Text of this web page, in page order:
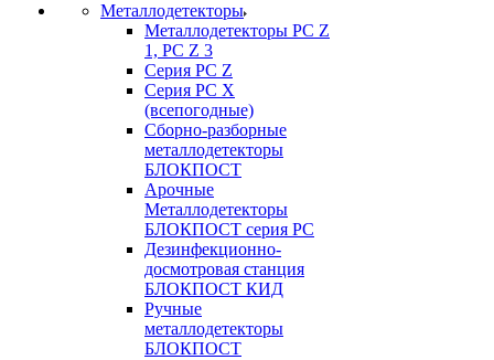
Металлодетекторы
Металлодетекторы РС Z
1, PC Z 3
Серия РС Z
Серия РС X
(всепогодные)
Сборно-разборные
металлодетекторы
БЛОКПОСТ
Арочные
Металлодетекторы
БЛОКПОСТ серия РС
Дезинфекционно-
досмотровая станция
БЛОКПОСТ КИД
Ручные
металлодетекторы
БЛОКПОСТ